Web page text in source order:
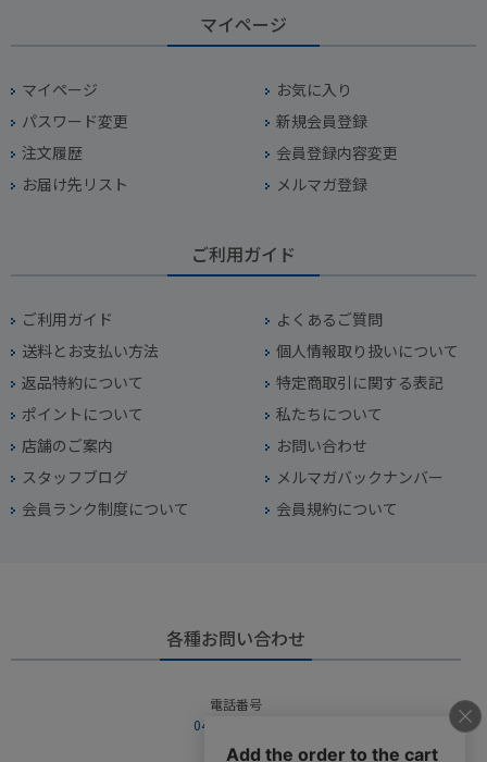
マイページ
マイページ
お気に入り
パスワード変更
新規会員登録
注文履歴
会員登録内容変更
お届け先リスト
メルマガ登録
ご利用ガイド
ご利用ガイド
よくあるご質問
送料とお支払い方法
個人情報取り扱いについて
返品特約について
特定商取引に関する表記
ポイントについて
私たちについて
店舗のご案内
お問い合わせ
スタッフブログ
メルマガバックナンバー
会員ランク制度について
会員規約について
各種お問い合わせ
電話番号
045-949-2451
営業時間